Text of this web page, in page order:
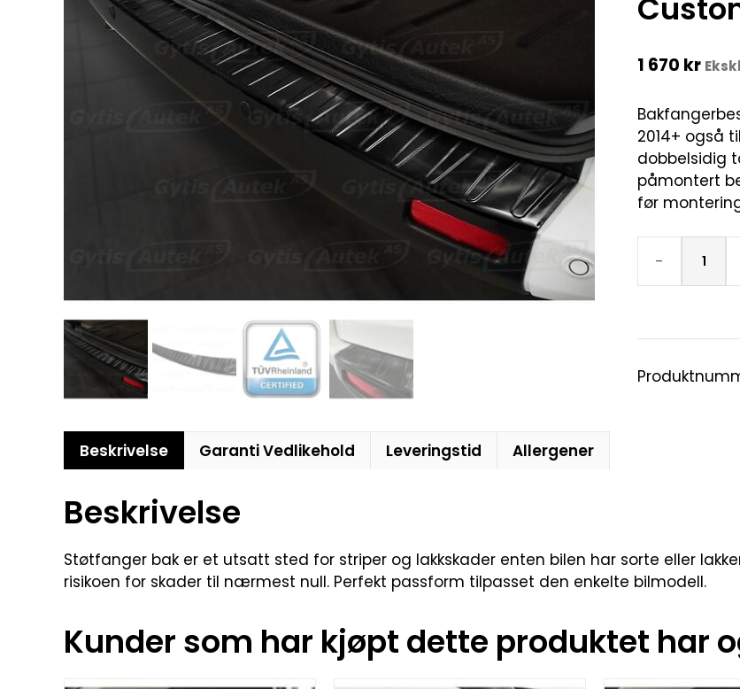
1 670 kr
2014+ også
dobbelsidig
påmontert
før
-
Beskrivelse Garanti Vedlikehold Leveringstid Allergener
Beskrivelse
Støtfanger bak er et utsatt sted for striper og lakkskader enten bilen har sorte eller
risikoen for skader til nærmest null. Perfekt passform tilpasset den enkelte bilmodell.
Kunder som har kjøpt dette produktet har